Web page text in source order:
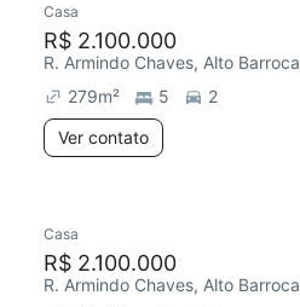
Casa
R$ 2.100.000
R. Armindo Chaves, Alto Barroca
279m² 5
2
Ver contato
Casa
R$ 2.100.000
R. Armindo Chaves, Alto Barroca